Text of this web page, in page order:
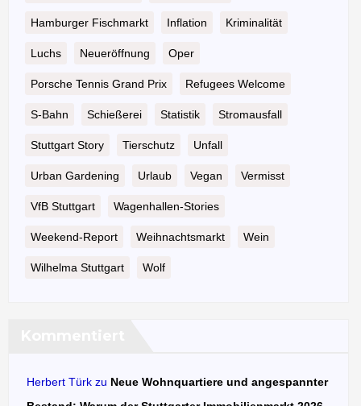
Hamburger Fischmarkt Inflation Kriminalität
Luchs Neueröffnung Oper
Porsche Tennis Grand Prix Refugees Welcome
S-Bahn Schießerei Statistik Stromausfall
Stuttgart Story Tierschutz Unfall
Urban Gardening Urlaub Vegan Vermisst
VfB Stuttgart Wagenhallen-Stories
Weekend-Report Weihnachtsmarkt Wein
Wilhelma Stuttgart Wolf
Herbert Türk zu Neue Wohnquartiere und angespannter